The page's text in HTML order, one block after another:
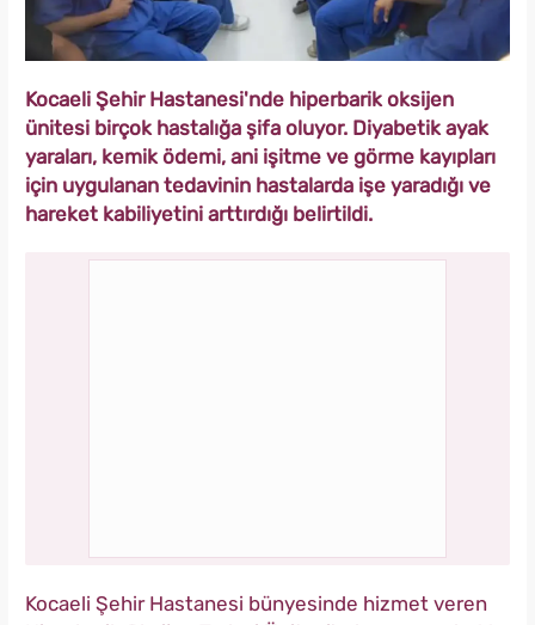
Kocaeli Şehir Hastanesi'nde hiperbarik oksijen
ünitesi birçok hastalığa şifa oluyor. Diyabetik ayak
yaraları, kemik ödemi, ani işitme ve görme kayıpları
için uygulanan tedavinin hastalarda işe yaradığı ve
hareket kabiliyetini arttırdığı belirtildi.
Kocaeli Şehir Hastanesi bünyesinde hizmet veren